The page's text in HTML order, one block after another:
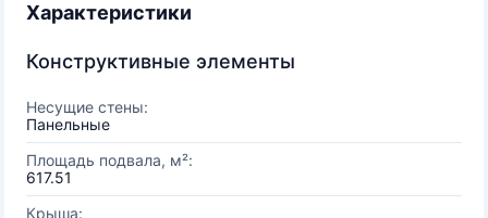
Характеристики
Конструктивные элементы
Несущие стены:
Панельные
Площадь подвала, м²:
617.51
Крыша: